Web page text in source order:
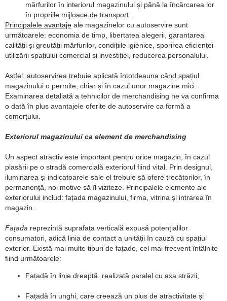
mărfurilor în interiorul magazinului și până la încărcarea lor
în propriile mijloace de transport.
Principalele avantaje ale magazinelor cu autoservire sunt
următoarele: economia de timp, libertatea alegerii, garantarea
calității și greutății mărfurilor, condițiile igienice, sporirea eficienței
utilizării spațiului comercial și investiției, reducerea personalului.
Astfel, autoservirea trebuie aplicată întotdeauna când spațiul
magazinului o permite, chiar și în cazul unor magazine mici.
Examinarea detaliată a tehnicilor de merchandising ne va confirma
o dată în plus avantajele oferite de autoservire ca formă a
comerțului.
Exteriorul magazinului ca element de merchandising
Un aspect atractiv este important pentru orice magazin, în cazul
plasării pe o stradă comercială exteriorul fiind vital. Prin designul,
iluminarea și indicatoarele sale el trebuie să ofere trecătorilor, în
permanență, noi motive să îl viziteze. Principalele elemente ale
exteriorului includ: fațada magazinului, firma, vitrina și intrarea în
magazin.
Fațada reprezintă suprafața verticală expusă potențialilor
consumatori, adică linia de contact a unității în cauză cu spațiul
exterior. Există mai multe tipuri de fațade, cel mai frecvent întâlnite
fiind următoarele:
Fațadă în linie dreaptă, realizată paralel cu axa străzii;
Fațadă în unghi, care creează un plus de atractivitate și